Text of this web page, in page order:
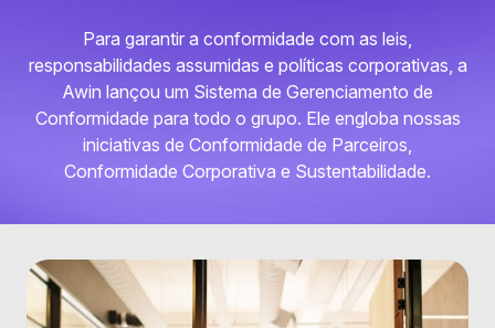
Para garantir a conformidade com as leis,
responsabilidades assumidas e políticas corporativas, a
Awin lançou um Sistema de Gerenciamento de
Conformidade para todo o grupo. Ele engloba nossas
iniciativas de Conformidade de Parceiros,
Conformidade Corporativa e Sustentabilidade.